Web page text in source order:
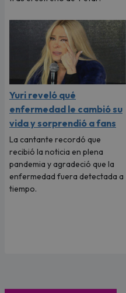
Yuri reveló qué
enfermedad le cambió su
vida y sorprendió a fans
La cantante recordó que
recibió la noticia en plena
pandemia y agradeció que la
enfermedad fuera detectada a
tiempo.